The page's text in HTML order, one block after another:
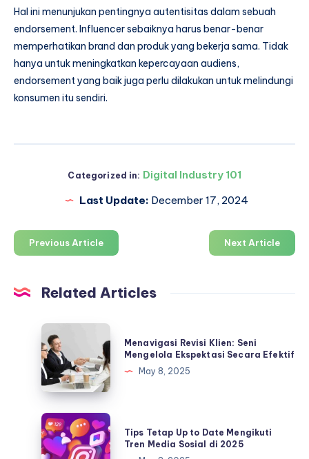
Hal ini menunjukan pentingnya autentisitas dalam sebuah
endorsement. Influencer sebaiknya harus benar-benar
memperhatikan brand dan produk yang bekerja sama. Tidak
hanya untuk meningkatkan kepercayaan audiens,
endorsement yang baik juga perlu dilakukan untuk melindungi
konsumen itu sendiri.
Categorized in: Digital Industry 101
Last Update: December 17, 2024
Previous Article Next Article
Related Articles
Menavigasi
Revisi
Klien:
Seni
Mengelola
Ekspektasi
Secara
Efektif
Menavigasi Revisi Klien: Seni
Mengelola Ekspektasi Secara Efektif
May 8, 2025
Tips
Tetap
Up
Tips Tetap Up to Date Mengikuti
Tren Media Sosial di 2025